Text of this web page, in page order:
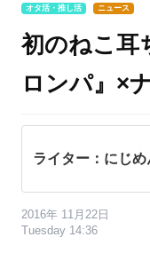
オタ活・推し活 ニュース
初のねこ耳
ロンパ』×
ライター：にじ
2016年 11月22日
Tuesday 14:36